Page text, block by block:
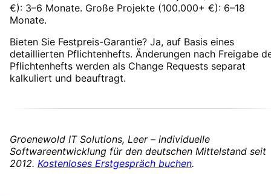
€): 3–6 Monate. Große Projekte (100.000+ €): 6–18
Monate.
Bieten Sie Festpreis-Garantie? Ja, auf Basis eines
detaillierten Pflichtenhefts. Änderungen nach Freigabe
Pflichtenhefts werden als Change Requests separat
kalkuliert und beauftragt.
Groenewold IT Solutions, Leer – individuelle
Softwareentwicklung für den deutschen Mittelstand seit
2012. Kostenloses Erstgespräch buchen.